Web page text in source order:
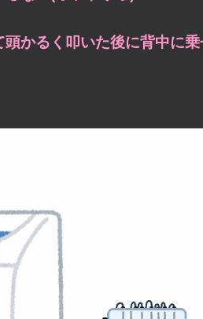
頭かるく叩いた後に背中に